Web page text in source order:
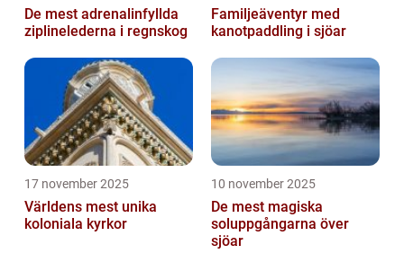
De mest adrenalinfyllda
ziplinelederna i regnskog
Familjeäventyr med
kanotpaddling i sjöar
17 november 2025
Världens mest unika
koloniala kyrkor
10 november 2025
De mest magiska
soluppgångarna över
sjöar